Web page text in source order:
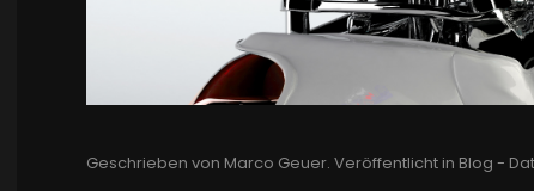
Geschrieben von Marco Geuer. Veröffentlicht in Blog -